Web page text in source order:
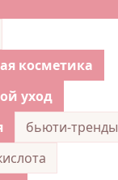
косметика
уход
бьюти-тренды